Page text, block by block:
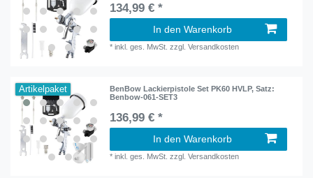
134,99 € *
In den Warenkorb
*inkl. ges. MwSt. zzgl.Versandkosten
Artikelpaket BenBow Lackierpistole Set PK60 HVLP, Satz:
Benbow-061-SET3
136,99 € *
In den Warenkorb
*inkl. ges. MwSt. zzgl.Versandkosten